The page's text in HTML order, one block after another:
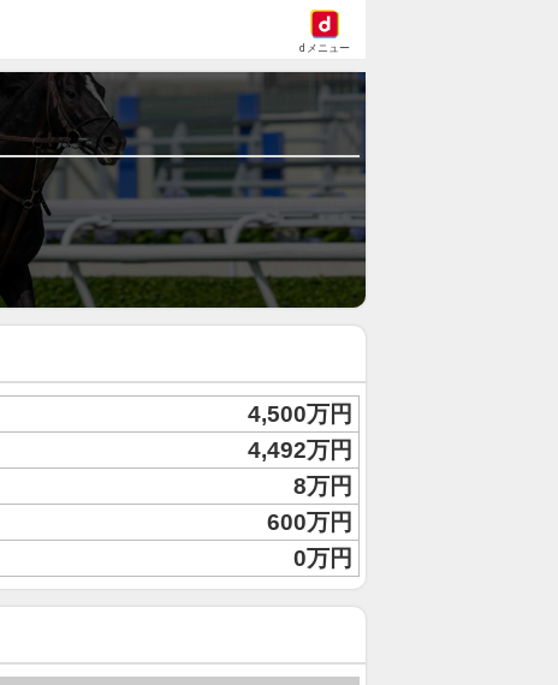
dメニュー
4,500万円
4,492万円
8万円
600万円
0万円